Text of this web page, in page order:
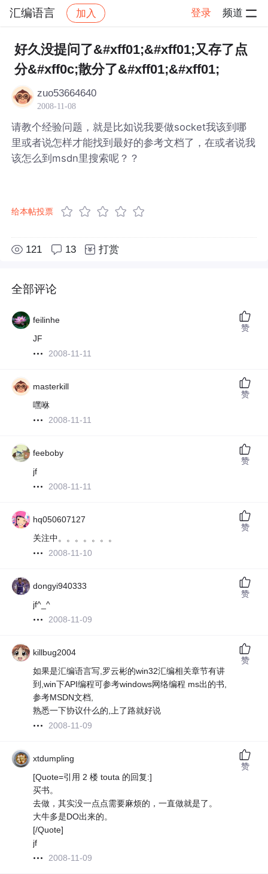
汇编语言 加入 登录 频道
社区 汇编语言 帖子详情
好久没提问了&#xff01;&#xff01;又存了点
分&#xff0c;散分了&#xff01;&#xff01;
zuo53664640
2008-11-08
请教个经验问题，就是比如说我要做socket我该到哪
里或者说怎样才能找到最好的参考文档了，在或者说我
该怎么到msdn里搜索呢？？
给本帖投票
121 13 打赏
全部评论
feilinhe
JF
2008-11-11
赞
masterkill
嘿咻
2008-11-11
赞
feeboby
jf
2008-11-11
赞
hq050607127
关注中。。。。。。。
2008-11-10
赞
dongyi940333
jf^_^
2008-11-09
赞
killbug2004
如果是汇编语言写,罗云彬的win32汇编相关章节有讲
到,win下API编程可参考windows网络编程 ms出的书,
参考MSDN文档,
熟悉一下协议什么的,上了路就好说
2008-11-09
赞
xtdumpling
[Quote=引用 2 楼 touta 的回复:]
买书。
去做，其实没一点点需要麻烦的，一直做就是了。
大牛多是DO出来的。
[/Quote]
jf
2008-11-09
赞